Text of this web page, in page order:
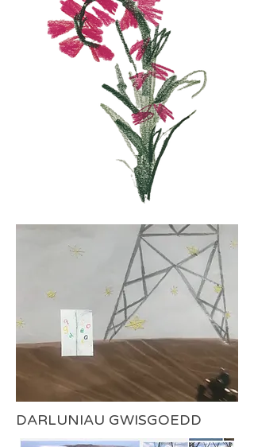
DARLUNIAU GWISGOEDD